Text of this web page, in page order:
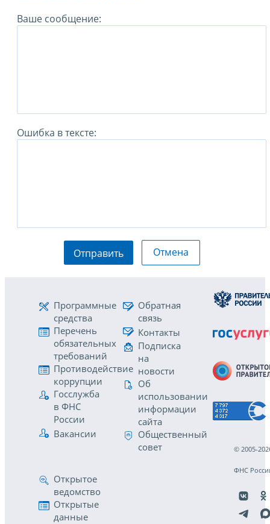
Ваше сообщение:
Ошибка в тексте:
Отправить Отмена
Программные
средства
Перечень
обязательных
требований
Противодействие
коррупции
Госслужба
в ФНС
России
Вакансии
Обратная
связь
Контакты
Подписка
на
новости
Об
использовании
информации
сайта
Общественный
совет
Открытое
ведомство
Открытые
данные
© 2005-
ФНС